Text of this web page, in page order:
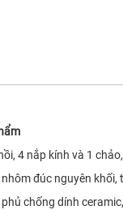
4 nắp kính và 1
đúc nguyên
chống dính